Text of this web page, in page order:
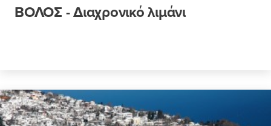
ΒΟΛΟΣ - Διαχρονικό λιμάνι